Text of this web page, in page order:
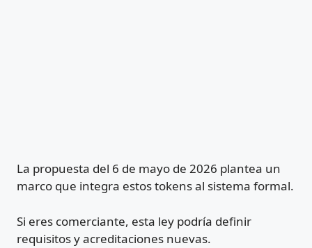
La propuesta del 6 de mayo de 2026 plantea un
marco que integra estos tokens al sistema formal.
Si eres comerciante, esta ley podría definir
requisitos y acreditaciones nuevas.